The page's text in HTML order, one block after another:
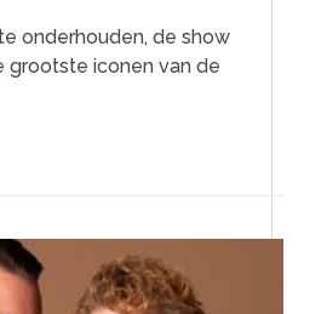
onderhouden, de show
grootste iconen van de